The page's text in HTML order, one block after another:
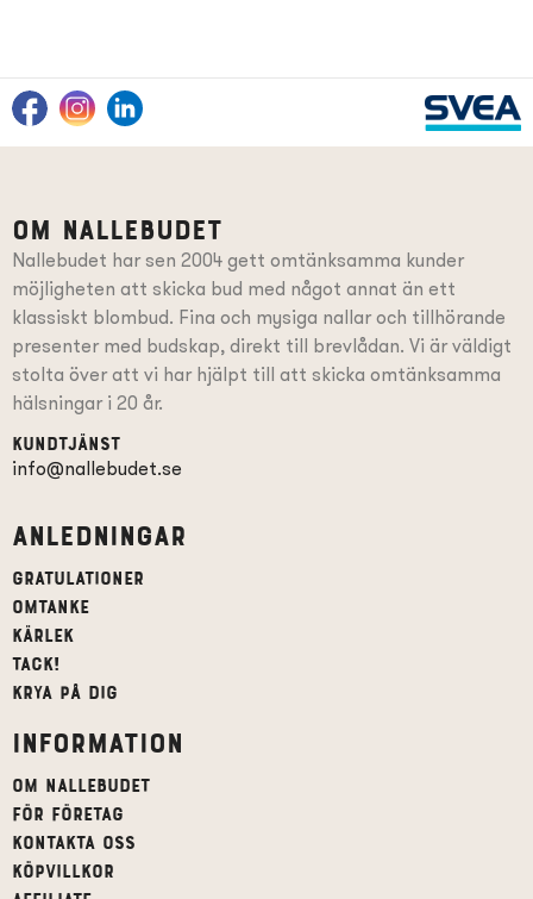
Om Nallebudet
Nallebudet har sen 2004 gett omtänksamma kunder
möjligheten att skicka bud med något annat än ett
klassiskt blombud. Fina och mysiga nallar och tillhörande
presentermed budskap, direkt till brevlådan. Vi är väldigt
stolta över att vi har hjälpt till att skicka omtänksamma
hälsningar i 20 år.
Kundtjänst
info@nallebudet.se
Anledningar
Gratulationer
Omtanke
Kärlek
Tack!
Krya på dig
Information
Om Nallebudet
För företag
Kontakta oss
Köpvillkor